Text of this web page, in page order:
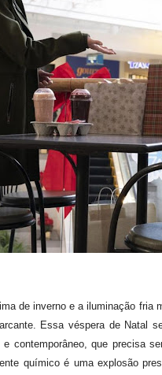
de inverno e a iluminação
Essa véspera de Natal
contemporâneo, que precisa
químico é uma explosão